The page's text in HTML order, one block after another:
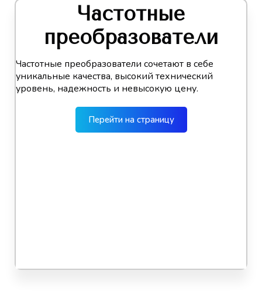
Частотные
преобразователи
Частотные преобразователи сочетают в себе
уникальные качества, высокий технический
уровень, надежность и невысокую цену.
Перейти на страницу